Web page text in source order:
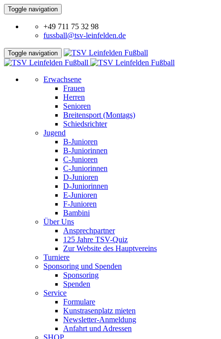
Toggle navigation
+49 711 75 32 98
fussball@tsv-leinfelden.de
Toggle navigation
Erwachsene
Frauen
Herren
Senioren
Breitensport (Montags)
Schiedsrichter
Jugend
B-Junioren
B-Juniorinnen
C-Junioren
C-Juniorinnen
D-Junioren
D-Juniorinnen
E-Junioren
F-Junioren
Bambini
Über Uns
Ansprechpartner
125 Jahre TSV-Quiz
Zur Website des Hauptvereins
Turniere
Sponsoring und Spenden
Sponsoring
Spenden
Service
Formulare
Kunstrasenplatz mieten
Newsletter-Anmeldung
Anfahrt und Adressen
SHOP